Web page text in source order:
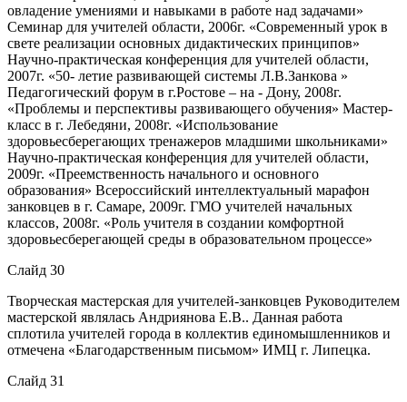
овладение умениями и навыками в работе над задачами»
Семинар для учителей области, 2006г. «Современный урок в
свете реализации основных дидактических принципов»
Научно-практическая конференция для учителей области,
2007г. «50- летие развивающей системы Л.В.Занкова »
Педагогический форум в г.Ростове – на - Дону, 2008г.
«Проблемы и перспективы развивающего обучения» Мастер-
класс в г. Лебедяни, 2008г. «Использование
здоровьесберегающих тренажеров младшими школьниками»
Научно-практическая конференция для учителей области,
2009г. «Преемственность начального и основного
образования» Всероссийский интеллектуальный марафон
занковцев в г. Самаре, 2009г. ГМО учителей начальных
классов, 2008г. «Роль учителя в создании комфортной
здоровьесберегающей среды в образовательном процессе»
Слайд 30
Творческая мастерская для учителей-занковцев Руководителем
мастерской являлась Андриянова Е.В.. Данная работа
сплотила учителей города в коллектив единомышленников и
отмечена «Благодарственным письмом» ИМЦ г. Липецка.
Слайд 31